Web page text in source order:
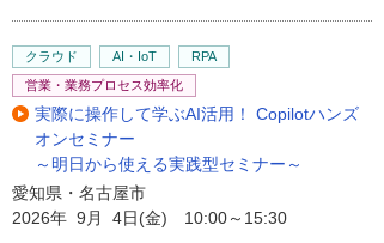
クラウド AI・IoT
RPA
営業・業務プロセス効率化
実際に操作して学ぶAI活用！ Copilotハンズ
オンセミナー
～明日から使える実践型セミナー～
愛知県・名古屋市
2026年 9月 4日(金) 10:00～15:30